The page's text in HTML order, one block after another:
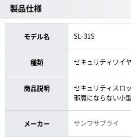
製品仕様
モデル名 SL-31S
種類 セキュリティワイ
商品説明
セキュリティスロ
邪魔にならない小
メーカー サンワサプライ